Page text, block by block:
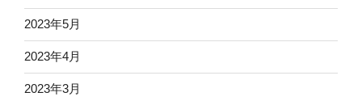
2023年5月
2023年4月
2023年3月